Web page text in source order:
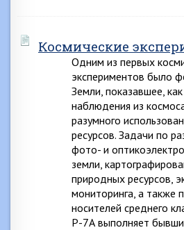
Космические
Одним из первых
экспериментов было
Земли, показавшее,
наблюдения из
разумного
ресурсов. Задачи по
фото- и
земли,
природных ресурсов,
мониторинга, а также
носителей среднего
Р-7А выполняет